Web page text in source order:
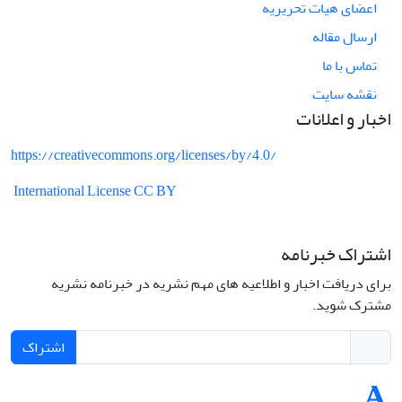
اعضای هیات تحریریه
ارسال مقاله
تماس با ما
نقشه سایت
اخبار و اعلانات
https://creativecommons.org/licenses/by/4.0/
International License CC BY
اشتراک خبرنامه
برای دریافت اخبار و اطلاعیه های مهم نشریه در خبرنامه نشریه
مشترک شوید.
اشتراک